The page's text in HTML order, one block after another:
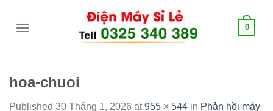
0
hoa-chuoi
Published 30 Tháng 1, 2026 at955 × 544 in Phản hồi máy